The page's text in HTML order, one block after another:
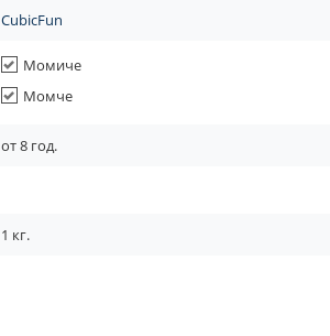
CubicFun
Момиче
Момче
от8 год.
1 кг.